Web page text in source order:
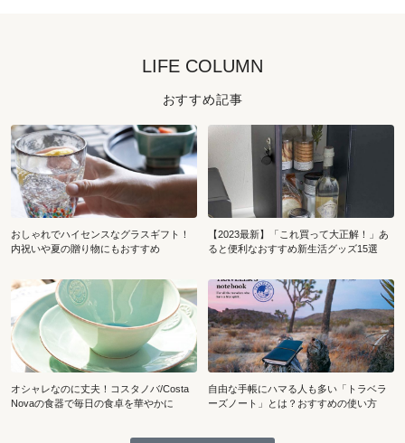
LIFE COLUMN
おすすめ記事
おしゃれでハイセンスなグラスギフト！
内祝いや夏の贈り物にもおすすめ
【2023最新】「これ買って大正解！」あ
ると便利なおすすめ新生活グッズ15選
オシャレなのに丈夫！コスタノバ/Costa
Novaの食器で毎日の食卓を華やかに
自由な手帳にハマる人も多い「トラベラ
ーズノート」とは？おすすめの使い方